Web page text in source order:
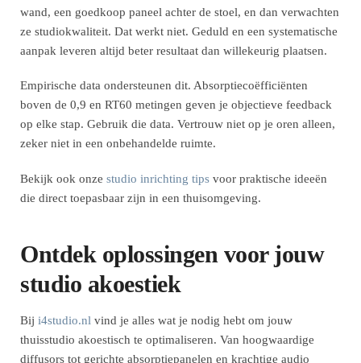
wand, een goedkoop paneel achter de stoel, en dan verwachten
ze studiokwaliteit. Dat werkt niet. Geduld en een systematische
aanpak leveren altijd beter resultaat dan willekeurig plaatsen.
Empirische data ondersteunen dit. Absorptiecoëfficiënten
boven de 0,9 en RT60 metingen geven je objectieve feedback
op elke stap. Gebruik die data. Vertrouw niet op je oren alleen,
zeker niet in een onbehandelde ruimte.
Bekijk ook onze studio inrichting tips voor praktische ideeën
die direct toepasbaar zijn in een thuisomgeving.
Ontdek oplossingen voor jouw
studio akoestiek
Bij i4studio.nl vind je alles wat je nodig hebt om jouw
thuisstudio akoestisch te optimaliseren. Van hoogwaardige
diffusors tot gerichte absorptiepanelen en krachtige audio